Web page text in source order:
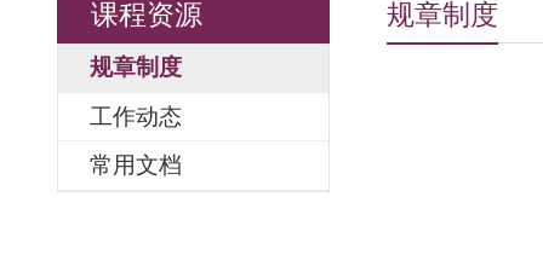
课程资源
规章制度
工作动态